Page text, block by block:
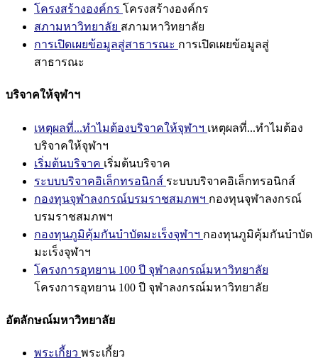
โครงสร้างองค์กร โครงสร้างองค์กร
สภามหาวิทยาลัย สภามหาวิทยาลัย
การเปิดเผยข้อมูลสู่สาธารณะ การเปิดเผยข้อมูลสู่
สาธารณะ
บริจาคให้จุฬาฯ
เหตุผลที่...ทำไมต้องบริจาคให้จุฬาฯ เหตุผลที่...ทำไมต้อง
บริจาคให้จุฬาฯ
เริ่มต้นบริจาค เริ่มต้นบริจาค
ระบบบริจาคอิเล็กทรอนิกส์ ระบบบริจาคอิเล็กทรอนิกส์
กองทุนจุฬาลงกรณ์บรมราชสมภพฯ กองทุนจุฬาลงกรณ์
บรมราชสมภพฯ
กองทุนภูมิคุ้มกันบำบัดมะเร็งจุฬาฯ กองทุนภูมิคุ้มกันบำบัด
มะเร็งจุฬาฯ
โครงการอุทยาน 100 ปี จุฬาลงกรณ์มหาวิทยาลัย
โครงการอุทยาน 100 ปี จุฬาลงกรณ์มหาวิทยาลัย
อัตลักษณ์มหาวิทยาลัย
พระเกี้ยว พระเกี้ยว